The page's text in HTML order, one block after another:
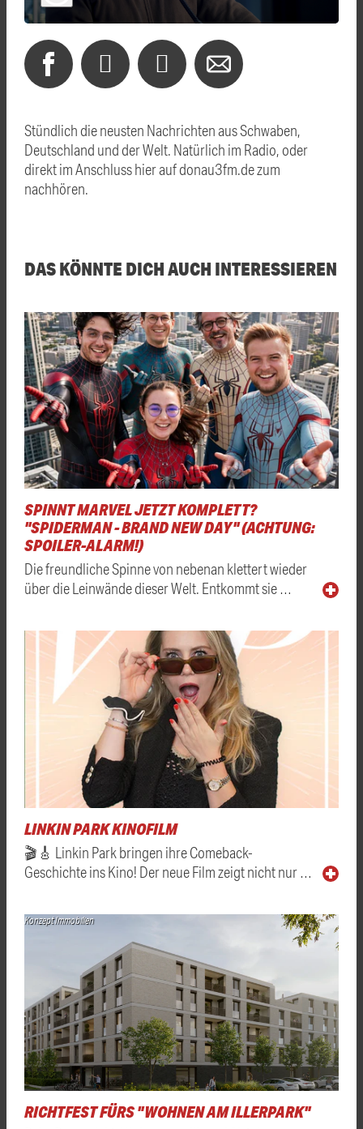
Stündlich die neusten Nachrichten aus Schwaben,
Deutschland und der Welt. Natürlich im Radio, oder
direkt im Anschluss hier auf donau3fm.de zum
nachhören.
DAS KÖNNTE DICH AUCH INTERESSIEREN
SPINNT MARVEL JETZT KOMPLETT?
"SPIDERMAN - BRAND NEW DAY" (ACHTUNG:
SPOILER-ALARM!)
Die freundliche Spinne von nebenan klettert wieder
über die Leinwände dieser Welt. Entkommt sie …
LINKIN PARK KINOFILM
🎬🎸 Linkin Park bringen ihre Comeback-
Geschichte ins Kino! Der neue Film zeigt nicht nur …
Konzept Immobilien
RICHTFEST FÜRS "WOHNEN AM ILLERPARK"